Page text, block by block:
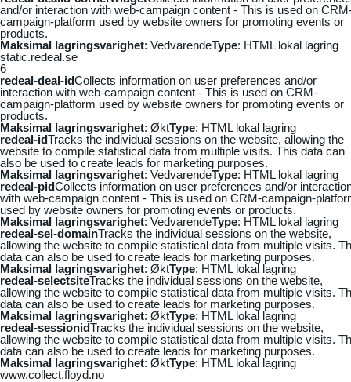
and/or interaction with web-campaign content - This is used on
campaign-platform used by website owners for promoting events or
products.
Maksimal lagringsvarighet: VedvarendeType: HTML lokal lagring
static.redeal.se
6
redeal-deal-idCollects information on user preferences and/or
interaction with web-campaign content - This is used on CRM-
campaign-platform used by website owners for promoting events or
products.
Maksimal lagringsvarighet: ØktType: HTML lokal lagring
redeal-idTracks the individual sessions on the website, allowing the
website to compile statistical data from multiple visits. This data can
also be used to create leads for marketing purposes.
Maksimal lagringsvarighet: VedvarendeType: HTML lokal lagring
redeal-pidCollects information on user preferences and/or
with web-campaign content - This is used on CRM-campaign-
used by website owners for promoting events or products.
Maksimal lagringsvarighet: VedvarendeType: HTML lokal lagring
redeal-sel-domainTracks the individual sessions on the website,
allowing the website to compile statistical data from multiple visits.
data can also be used to create leads for marketing purposes.
Maksimal lagringsvarighet: ØktType: HTML lokal lagring
redeal-selectsiteTracks the individual sessions on the website,
allowing the website to compile statistical data from multiple visits.
data can also be used to create leads for marketing purposes.
Maksimal lagringsvarighet: ØktType: HTML lokal lagring
redeal-sessionidTracks the individual sessions on the website,
allowing the website to compile statistical data from multiple visits.
data can also be used to create leads for marketing purposes.
Maksimal lagringsvarighet: ØktType: HTML lokal lagring
www.collect.floyd.no